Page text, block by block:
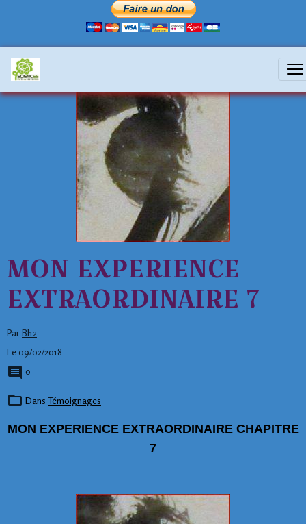
MON EXPERIENCE
EXTRAORDINAIRE 7
Par BI12
Le 09/02/2018
0
Dans Témoignages
MON EXPERIENCE EXTRAORDINAIRE CHAPITRE
7